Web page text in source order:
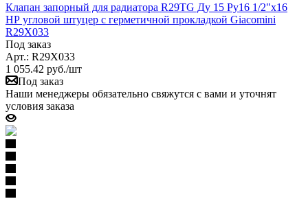
Клапан запорный для радиатора R29TG Ду 15 Ру16 1/2"x16
НР угловой штуцер с герметичной прокладкой Giacomini
R29X033
Под заказ
Арт.: R29X033
1 055.42 руб./шт
Под заказ
Наши менеджеры обязательно свяжутся с вами и уточнят
условия заказа